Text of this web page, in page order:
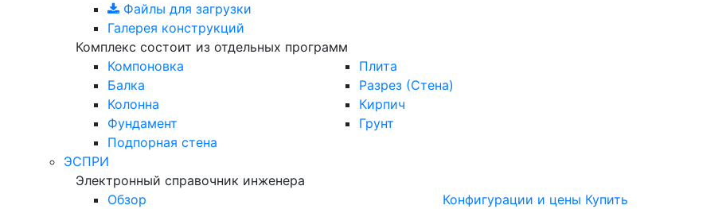
Файлы для загрузки
Галерея конструкций
Комплекс состоит из отдельных программ
Компоновка
Балка
Колонна
Фундамент
Подпорная стена
Плита
Разрез (Стена)
Кирпич
Грунт
ЭСПРИ
Электронный справочник инженера
Обзор
Конфигурации и цены Купить